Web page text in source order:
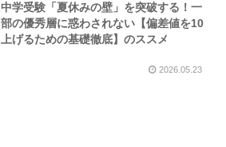
中学受験「夏休みの壁」を突破する！一
部の優秀層に惑わされない【偏差値を10
上げるための基礎徹底】のススメ
2026.05.23